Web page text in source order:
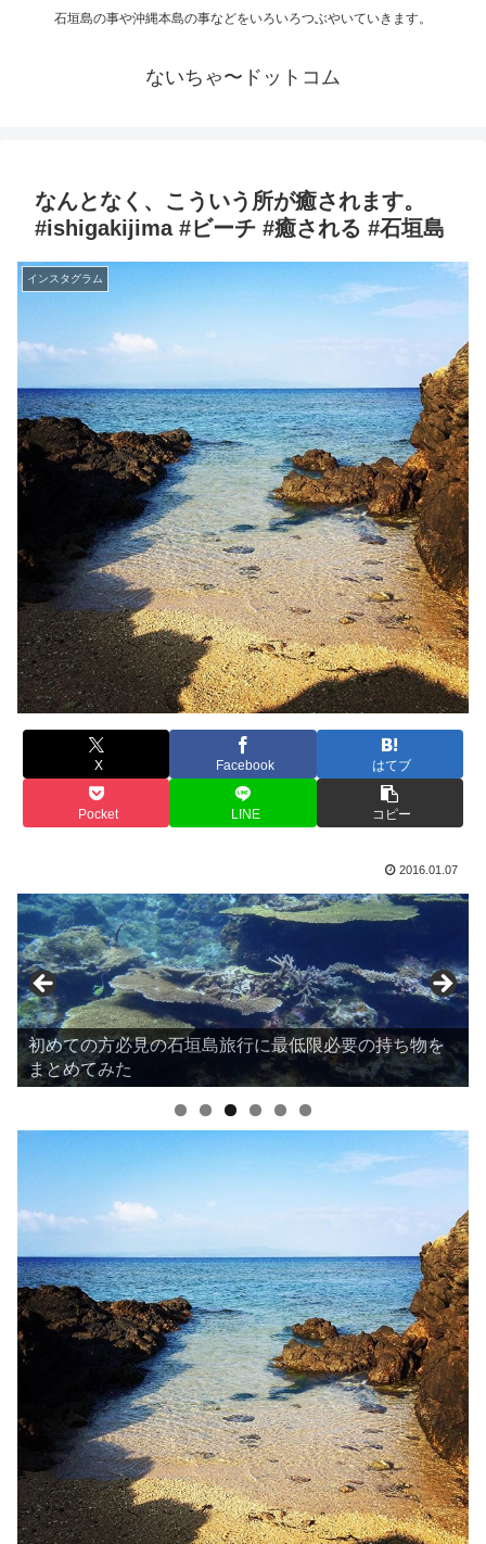
石垣島の事や沖縄本島の事などをいろいろつぶやいていきます。
ないちゃ〜ドットコム
なんとなく、こういう所が癒されます。
#ishigakijima #ビーチ #癒される #石垣島
インスタグラム
X Facebook はてブ
Pocket LINE コピー
2016.01.07
私が実際に訪れた石垣島のおすすめビーチの紹介